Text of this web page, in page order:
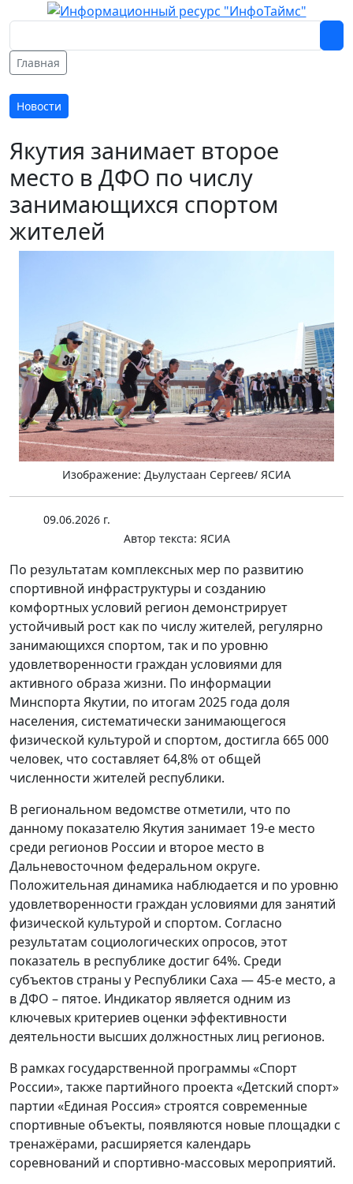
Главная
Новости
Якутия занимает второе
место в ДФО по числу
занимающихся спортом
жителей
Изображение: Дьулустаан Сергеев/ ЯСИА
09.06.2026 г.
Автор текста: ЯСИА
По результатам комплексных мер по развитию
спортивной инфраструктуры и созданию
комфортных условий регион демонстрирует
устойчивый рост как по числу жителей, регулярно
занимающихся спортом, так и по уровню
удовлетворенности граждан условиями для
активного образа жизни. По информации
Минспорта Якутии, по итогам 2025 года доля
населения, систематически занимающегося
физической культурой и спортом, достигла 665 000
человек, что составляет 64,8% от общей
численности жителей республики.
В региональном ведомстве отметили, что по
данному показателю Якутия занимает 19-е место
среди регионов России и второе место в
Дальневосточном федеральном округе.
Положительная динамика наблюдается и по уровню
удовлетворенности граждан условиями для занятий
физической культурой и спортом. Согласно
результатам социологических опросов, этот
показатель в республике достиг 64%. Среди
субъектов страны у Республики Саха — 45-е место, а
в ДФО – пятое. Индикатор является одним из
ключевых критериев оценки эффективности
деятельности высших должностных лиц регионов.
В рамках государственной программы «Спорт
России», также партийного проекта «Детский спорт»
партии «Единая Россия» строятся современные
спортивные объекты, появляются новые площадки с
тренажёрами, расширяется календарь
соревнований и спортивно-массовых мероприятий.